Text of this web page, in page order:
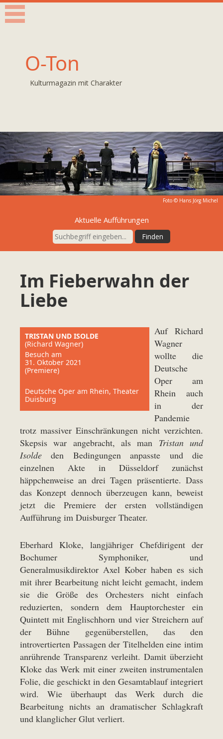
O-Ton
Kulturmagazin mit Charakter
Foto © Hans Jörg Michel
Aktuelle Aufführungen
Im Fieberwahn der
Liebe
TRISTAN UND ISOLDE
(Richard Wagner)
Besuch am
31. Oktober 2021
(Premiere)
Deutsche Oper am Rhein, Theater
Duisburg
Auf Richard
Wagner
wollte die
Deutsche
Oper am
Rhein auch
in der
Pandemie
trotz massiver Einschränkungen nicht verzichten.
Skepsis war angebracht, als man Tristan und
Isolde den Bedingungen anpasste und die
einzelnen Akte in Düsseldorf zunächst
häppchenweise an drei Tagen präsentierte. Dass
das Konzept dennoch überzeugen kann, beweist
jetzt die Premiere der ersten vollständigen
Aufführung im Duisburger Theater.
Eberhard Kloke, langjähriger Chefdirigent der
Bochumer Symphoniker, und
Generalmusikdirektor Axel Kober haben es sich
mit ihrer Bearbeitung nicht leicht gemacht, indem
sie die Größe des Orchesters nicht einfach
reduzierten, sondern dem Hauptorchester ein
Quintett mit Englischhorn und vier Streichern auf
der Bühne gegenüberstellen, das den
introvertierten Passagen der Titelhelden eine intim
anrührende Transparenz verleiht. Damit überzieht
Kloke das Werk mit einer zweiten instrumentalen
Folie, die geschickt in den Gesamtablauf integriert
wird. Wie überhaupt das Werk durch die
Bearbeitung nichts an dramatischer Schlagkraft
und klanglicher Glut verliert.